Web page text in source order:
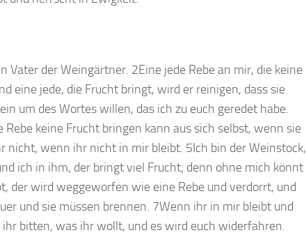
Vater der Weingärtner. 2Eine jede Rebe an mir, die keine
eine jede, die Frucht bringt, wird er reinigen, dass sie
um des Wortes willen, das ich zu euch geredet habe.
keine Frucht bringen kann aus sich selbst, wenn sie
nicht, wenn ihr nicht in mir bleibt. 5Ich bin der Weinstock,
ich in ihm, der bringt viel Frucht; denn ohne mich könnt
der wird weggeworfen wie eine Rebe und verdorrt, und
und sie müssen brennen. 7Wenn ihr in mir bleibt und
bitten, was ihr wollt, und es wird euch widerfahren.